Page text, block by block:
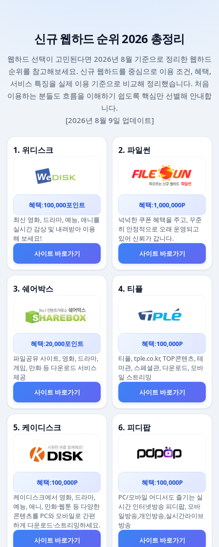
신규 웹하드 순위 2026 총정리
웹하드 선택이 고민된다면 2026년 8월 기준으로 정리한 웹하드
순위를 참고해보세요. 신규 웹하드를 중심으로 이용 조건, 혜택,
서비스 특징을 실제 이용 기준으로 비교해 정리했습니다. 처음
이용하는 분들도 흐름을 이해하기 쉽도록 핵심만 선별해 안내합
니다.
[2026년 8월 9일 업데이트]
1. 위디스크
혜택:100,000포인트
최신 영화, 드라마, 예능, 애니를
실시간 감상 및 내려받아 이용
해 보세요!
사이트 바로가기
2. 파일썬
혜택:1,000,000P
넉넉한 쿠폰 혜택을 주고, 꾸준
히 안정적으로 오래 운영되고
있어 신뢰가 갑니다.
사이트 바로가기
3. 쉐어박스
혜택:20,000포인트
파일공유 사이트, 영화, 드라마,
게임, 만화 등 다운로드 서비스
제공
사이트 바로가기
4. 티플
혜택:100,000P
티플, tple.co.kr, TOP콘텐츠, 테
마관, 스페셜관, 다운로드, 모바
일 스트리밍
사이트 바로가기
5. 케이디스크
혜택:100,000P
케이디스크에서 영화, 드라마,
예능, 애니, 만화·웹툰 등 다양한
콘텐츠를 PC와 모바일로 간편
하게 다운로드·스트리밍하세요.
사이트 바로가기
6. 피디팝
혜택:100,000P
PC/모바일 어디서도 즐기는 실
시간 인터넷방송 피디팝, 모바
일방송,개인방송,실시간라이브
방송
사이트 바로가기